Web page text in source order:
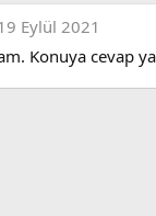
Eylül 2021
Konuya cevap